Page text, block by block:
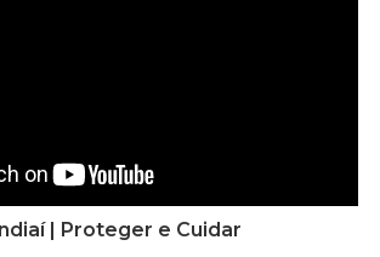
| Proteger e Cuidar